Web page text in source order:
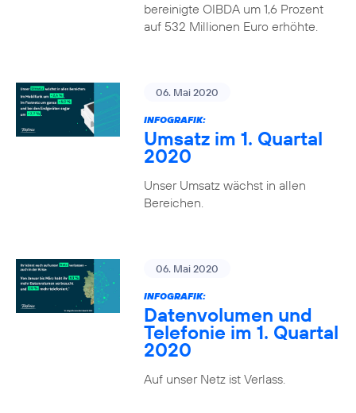
bereinigte OIBDA um 1,6 Prozent
auf 532 Millionen Euro erhöhte.
06. Mai 2020
INFOGRAFIK:
Umsatz im 1. Quartal
2020
Unser Umsatz wächst in allen
Bereichen.
06. Mai 2020
INFOGRAFIK:
Datenvolumen und
Telefonie im 1. Quartal
2020
Auf unser Netz ist Verlass.